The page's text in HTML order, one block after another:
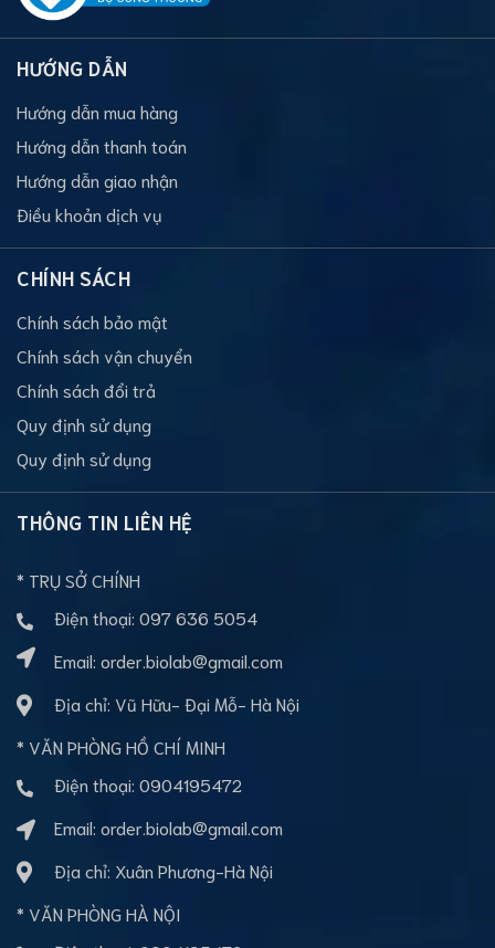
HƯỚNG DẪN
Hướng dẫn mua hàng
Hướng dẫn thanh toán
Hướng dẫn giao nhận
Điều khoản dịch vụ
CHÍNH SÁCH
Chính sách bảo mật
Chính sách vận chuyển
Chính sách đổi trả
Quy định sử dụng
Quy định sử dụng
THÔNG TIN LIÊN HỆ
* TRỤ SỞ CHÍNH
Điện thoại: 097 636 5054
Email: order.biolab@gmail.com
Địa chỉ: Vũ Hữu- Đại Mỗ- Hà Nội
* VĂN PHÒNG HỒ CHÍ MINH
Điện thoại: 0904195472
Email: order.biolab@gmail.com
Địa chỉ: Xuân Phương-Hà Nội
* VĂN PHÒNG HÀ NỘI